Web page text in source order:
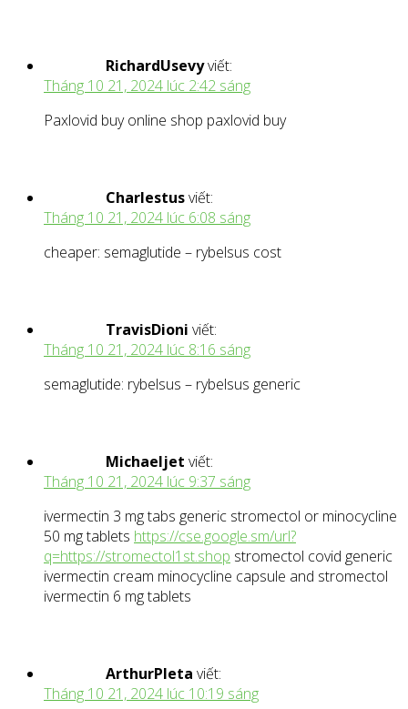
RichardUsevyviết:
Tháng 10 21, 2024 lúc 2:42 sáng
Paxlovid buy online shop paxlovid buy
Charlestusviết:
Tháng 10 21, 2024 lúc 6:08 sáng
cheaper: semaglutide – rybelsus cost
TravisDioni viết:
Tháng 10 21, 2024 lúc 8:16 sáng
semaglutide: rybelsus – rybelsus generic
Michaeljet viết:
Tháng 10 21, 2024 lúc 9:37 sáng
ivermectin 3 mg tabs generic stromectol or minocycline
50 mg tablets https://cse.google.sm/url?
q=https://stromectol1st.shop stromectol covid generic
ivermectin cream minocycline capsule and stromectol
ivermectin 6 mg tablets
ArthurPleta viết:
Tháng 10 21, 2024 lúc 10:19 sáng